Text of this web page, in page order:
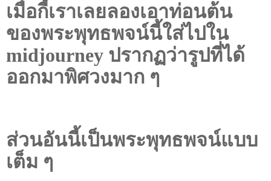
เมื่อกี้เราเลยลองเอาท่อนต้น
ของพระพุทธพจน์นี้ใส่ไปใน
midjourney ปรากฏว่ารูปที่ได้
ออกมาพิศวงมาก ๆ
ส่วนอันนี้เป็นพระพุทธพจน์แบบ
เต็ม ๆ